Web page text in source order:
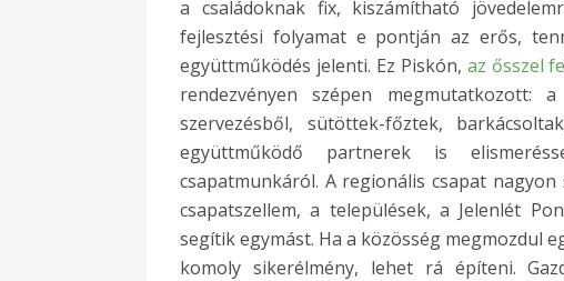
a családoknak fix, kiszámítható
fejlesztési folyamat e pontján az erős,
együttműködés jelenti. Ez Piskón, az ősszel
rendezvényen szépen megmutatkozott:
szervezésből, sütöttek-főztek,
együttműködő partnerek is
csapatmunkáról. A regionális csapat
csapatszellem, a települések, a Jelenlét
segítik egymást. Ha a közösség megmozdul
komoly sikerélmény, lehet rá építeni.